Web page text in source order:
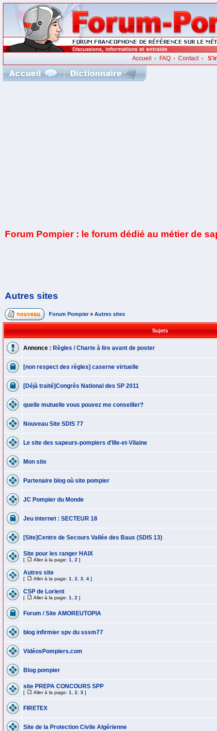
Accueil • FAQ •Contact•
Forum Pompier : le forum dédié au métier de
Autres sites
Forum Pompier » Autres sites
Sujets
Annonce : Règles / Charte à lire avant de poster
[non respect des règles] caserne virtuelle
[Déjà traité]Congrès National des SP 2011
quelle mutuelle vous pouvez me conseiller?
Nouveau Site SDIS 77
Le site des sapeurs-pompiers d'Ille-et-Vilaine
Mon site
Partenaire blog où site pompier
JC Pompier du Monde
Jeu internet : SECTEUR 18
[Site]Centre de Secours Vallée des Baux (SDIS 13)
Site pour les ranger HAIX
[ Aller à la page: 1 2 ]
Autres site
[ Aller à la page: 1 2 3 4 ]
CSP de Lorient
[ Aller à la page: 1 2 ]
Forum / Site AMOREUTOPIA
blog infirmier spv du sssm77
VidéosPompiers.com
Blog pompier
site PREPA CONCOURS SPP
[ Aller à la page: 1 2 3 ]
FIRETEX
Site de la Protection Civile Algérienne